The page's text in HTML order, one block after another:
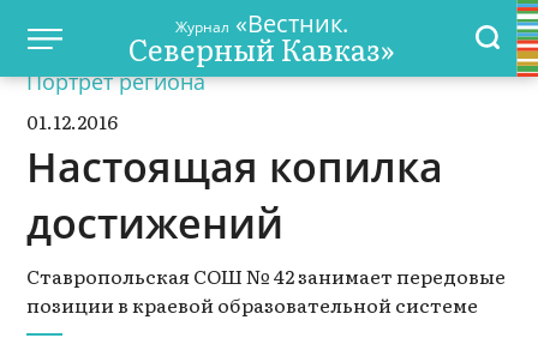
Журнал «Вестник.
Северный Кавказ»
Портрет региона
01.12.2016
Настоящая копилка
достижений
Ставропольская СОШ № 42 занимает передовые
позиции в краевой образовательной системе